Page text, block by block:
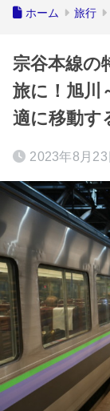
ホーム 旅行
宗谷本線の
旅に！旭川
適に移動す
2023年8月23